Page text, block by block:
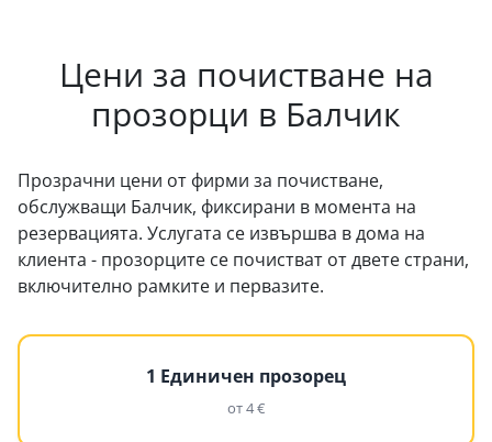
Цени за почистване на
прозорци в Балчик
Прозрачни цени от фирми за почистване,
обслужващи Балчик, фиксирани в момента на
резервацията. Услугата се извършва в дома на
клиента - прозорците се почистват от двете страни,
включително рамките и первазите.
1 Единичен прозорец
от 4 €